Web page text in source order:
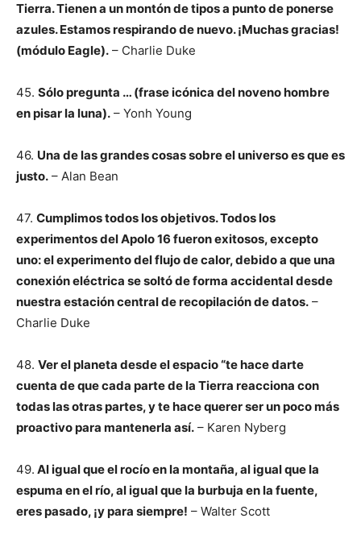
Tierra. Tienen a un montón de tipos a punto de ponerse
azules. Estamos respirando de nuevo. ¡Muchas gracias!
(módulo Eagle). – Charlie Duke
45. Sólo pregunta … (frase icónica del noveno hombre
en pisar la luna). – Yonh Young
46. Una de las grandes cosas sobre el universo es que es
justo. – Alan Bean
47. Cumplimos todos los objetivos. Todos los
experimentos del Apolo 16 fueron exitosos, excepto
uno: el experimento del flujo de calor, debido a que una
conexión eléctrica se soltó de forma accidental desde
nuestra estación central de recopilación de datos. –
Charlie Duke
48. Ver el planeta desde el espacio “te hace darte
cuenta de que cada parte de la Tierra reacciona con
todas las otras partes, y te hace querer ser un poco más
proactivo para mantenerla así. – Karen Nyberg
49. Al igual que el rocío en la montaña, al igual que la
espuma en el río, al igual que la burbuja en la fuente,
eres pasado, ¡y para siempre! – Walter Scott